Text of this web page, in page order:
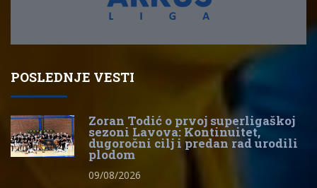
POSLEDNJE VESTI
Zoran Todić o prvoj superligaškoj
sezoni Lavova: Kontinuitet,
dugoročni cilj i predan rad urodili
plodom
09/08/2026